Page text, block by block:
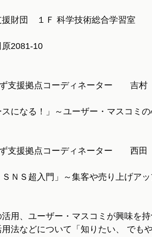
援財団　１Ｆ 科学技術総合学習室
2081-10
支援拠点コーディネーター　　吉村
スになる！」～ユーザー・マスコミ
支援拠点コーディネーター　　西田
ＳＮＳ超入門」～集客や売り上げア
活用、ユーザー・マスコミが興味を
法などについて「知りたい、 でも